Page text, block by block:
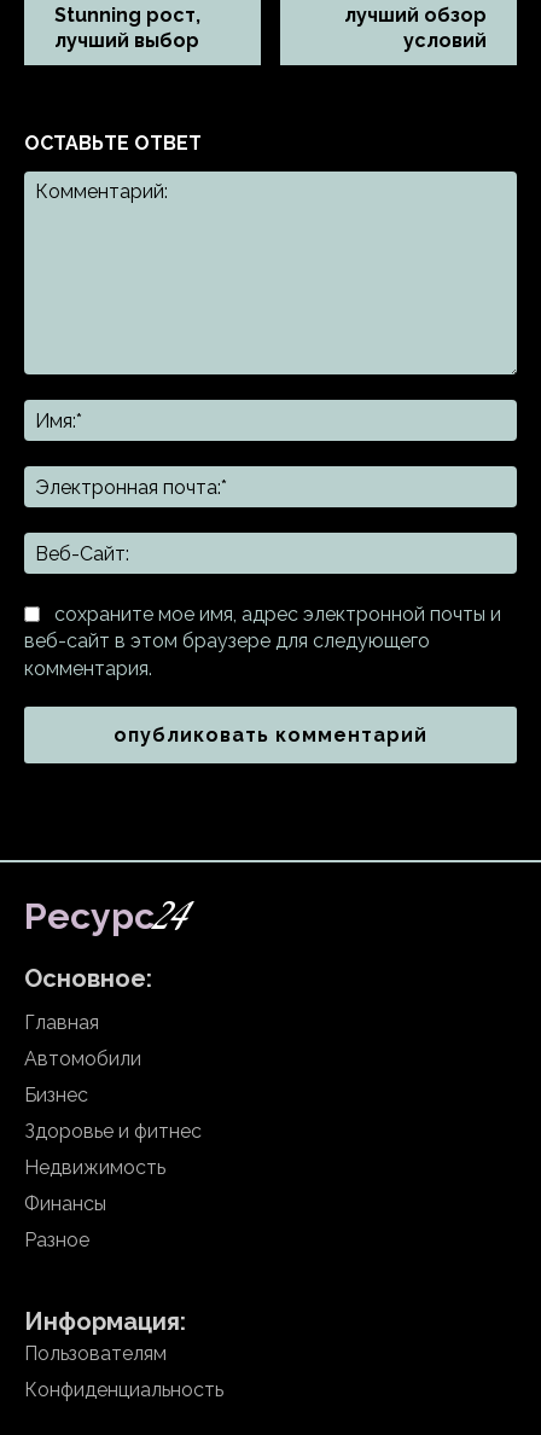
Stunning рост,
лучший выбор
лучший обзор
условий
ОСТАВЬТЕ ОТВЕТ
сохраните мое имя, адрес электронной почты и
веб-сайт в этом браузере для следующего
комментария.
Ресурс24
Основное:
Главная
Автомобили
Бизнес
Здоровье и фитнес
Недвижимость
Финансы
Разное
Информация:
Пользователям
Конфиденциальность